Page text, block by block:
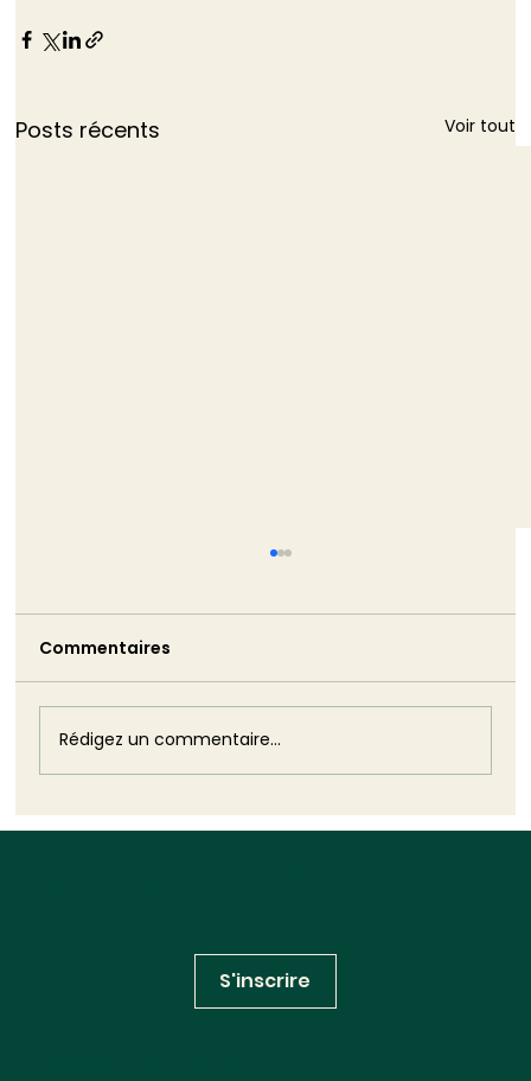
Posts récents Voir tout
l’aurait été son silence
Monique Barbut a annoncé sa démission.
Puis elle est restée. Cette volte-face est
plus dommageable que n'aurait pu l'être
son silence : elle révèle, dans toute sa
brutalité, l'impuissance structurelle
Commentaires
Rédigez un commentaire...
S'inscrire